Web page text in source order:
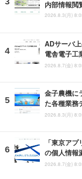
内部情報閲
2026.8.3(月)
ADサーバ
電舎電子工
2026.8.7(金)
金子農機に
た各種業務
2026.8.3(月)
「東京ア
の個人情報
2026.8.7(金)